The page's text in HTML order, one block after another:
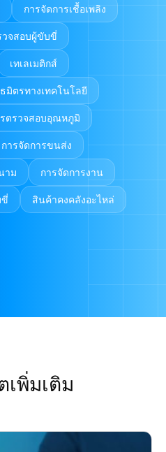
การจัดการเชื้อเพลิง
วจสอบผู้ขับขี่
เทเลเมติกส์
มิตรทางเทคโนโลยี
ตรวจสอบอุณหภูมิ
การจัดการขนส่ง
าม การจัดการงาน
สินค้าคงคลังอะไหล่
พิ่มเติม